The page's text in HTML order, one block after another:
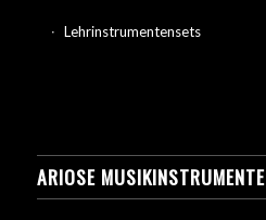
Lehrinstrumentensets
ARIOSE MUSIKINSTRUMENTE